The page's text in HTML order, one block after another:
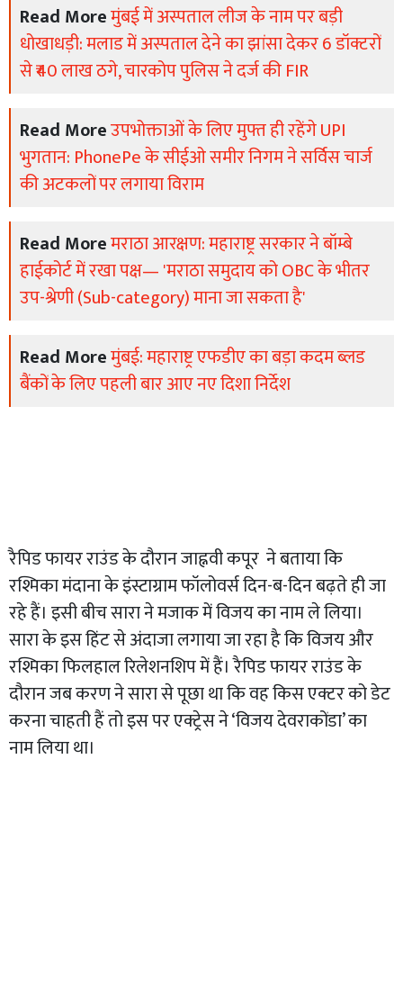
Read Moreमुंबई में अस्पताल लीज के नाम पर बड़ी
धोखाधड़ी: मलाड में अस्पताल देने का झांसा देकर 6 डॉक्टरों
से ₹40 लाख ठगे, चारकोप पुलिस ने दर्ज की FIR
Read Moreउपभोक्ताओं के लिए मुफ्त ही रहेंगे UPI
भुगतान: PhonePe के सीईओ समीर निगम ने सर्विस चार्ज
की अटकलों पर लगाया विराम
Read Moreमराठा आरक्षण: महाराष्ट्र सरकार ने बॉम्बे
हाईकोर्ट में रखा पक्ष— 'मराठा समुदाय को OBC के भीतर
उप-श्रेणी (Sub-category) माना जा सकता है'
Read Moreमुंबई: महाराष्ट्र एफडीए का बड़ा कदम ब्लड
बैंकों के लिए पहली बार आए नए दिशा निर्देश
रैपिड फायर राउंड के दौरान जाह्नवी कपूर ने बताया कि
रश्मिका मंदाना के इंस्टाग्राम फॉलोवर्स दिन-ब-दिन बढ़ते ही जा
रहे हैं। इसी बीच सारा ने मजाक में विजय का नाम ले लिया।
सारा के इस हिंट से अंदाजा लगाया जा रहा है कि विजय और
रश्मिका फिलहाल रिलेशनशिप में हैं। रैपिड फायर राउंड के
दौरान जब करण ने सारा से पूछा था कि वह किस एक्टर को डेट
करना चाहती हैं तो इस पर एक्ट्रेस ने ‘विजय देवराकोंडा’ का
नाम लिया था।